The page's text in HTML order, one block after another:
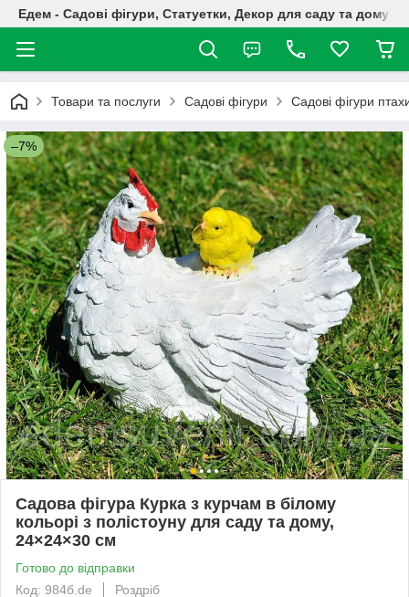
Едем - Садові фігури, Статуетки, Декор для саду та дому
Товари та послуги Садові фігури Садові фігури
–7%
Садова фігура Курка з курчам в білому
кольорі з полістоуну для саду та дому,
24×24×30 см
Готово до відправки
Код: 984б.de
Роздріб